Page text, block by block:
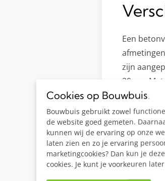
Een
zijn
20 cm.
Bekijk
Cookies op Bouwbuis.
Bouwbuis gebruikt zowel
de website goed gemeten.
kunnen wij de ervaring op onze
laten zien en zo je ervaring
marketingcookies? Dan kun je
cookies. Je kunt je voorkeuren